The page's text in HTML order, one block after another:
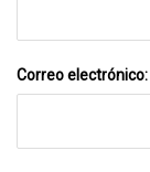
Correo electrónico: